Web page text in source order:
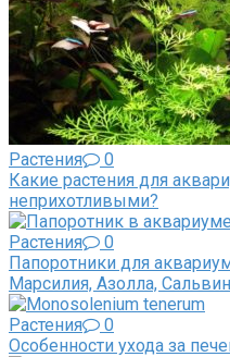
Растения
0
Какие растения для
неприхотливыми?
Растения
0
Папоротники для
Марсилия, Азолла,
Растения
0
Особенности ухода за